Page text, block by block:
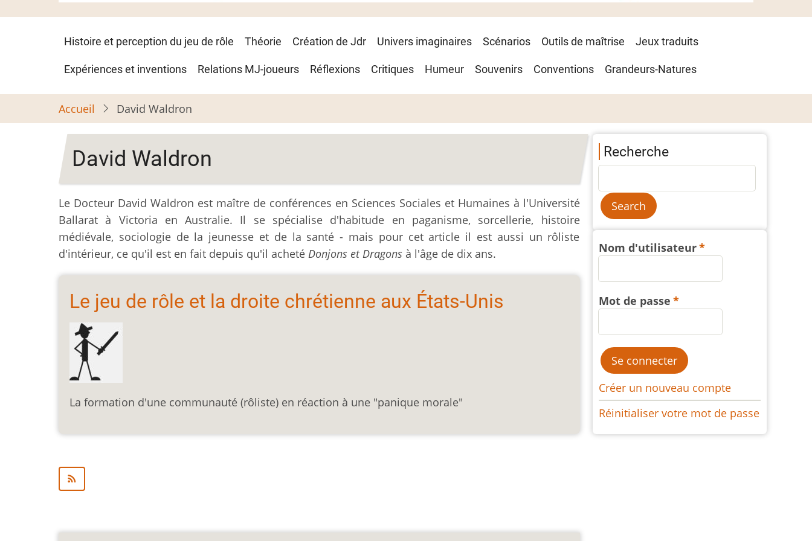
Navigation
principale
Histoire et perception du jeu de rôle Théorie Création de Jdr Univers imaginaires Scénarios Outils de maîtrise Jeux traduits
Expériences et inventions Relations MJ-joueurs Réflexions Critiques Humeur Souvenirs Conventions Grandeurs-Natures
Accueil David Waldron
David Waldron
Le Docteur David Waldron est maître de conférences en Sciences Sociales et Humaines à l'Université
Ballarat à Victoria en Australie. Il se spécialise d'habitude en paganisme, sorcellerie, histoire
médiévale, sociologie de la jeunesse et de la santé - mais pour cet article il est aussi un rôliste
d'intérieur, ce qu'il est en fait depuis qu'il acheté Donjons et Dragons à l'âge de dix ans.
Le jeu de rôle et la droite chrétienne aux États-Unis
La formation d'une communauté (rôliste) en réaction à une "panique morale"
Recherche
Nom d'utilisateur
Mot de passe
Créer un nouveau compte
Réinitialiser votre mot de passe